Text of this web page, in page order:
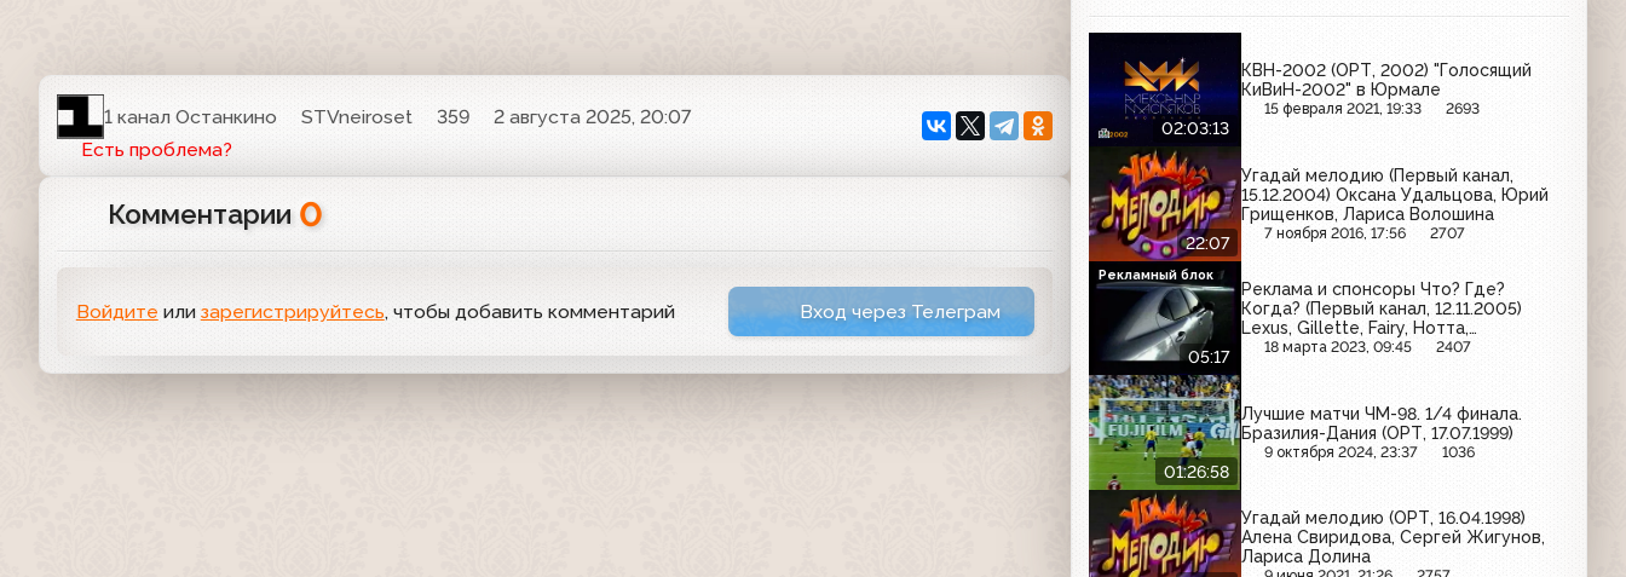
1 канал Останкино STVneiroset 359
2 августа 2025, 20:07
Есть проблема?
Комментарии 0
Войдите или зарегистрируйтесь, чтобы добавить комментарий Вход через Телеграм
02:03:13
КВН-2002 (ОРТ, 2002) "Голосящий
КиВиН-2002" в Юрмале
15 февраля 2021, 19:33 2693
22:07
Угадай мелодию (Первый канал,
15.12.2004) Оксана Удальцова, Юрий
Грищенков, Лариса Волошина
7 ноября 2016, 17:56 2707
05:17
Реклама и спонсоры Что? Где?
Когда? (Первый канал, 12.11.2005)
Lexus, Gillette, Fairy, Нотта,
Амбробене, Nokia, Caprice, Росно
18 марта 2023, 09:45 2407
Рекламный блок
01:26:58
Лучшие матчи ЧМ-98. 1/4 финала.
Бразилия-Дания (ОРТ, 17.07.1999)
9 октября 2024, 23:37 1036
Угадай мелодию (ОРТ, 16.04.1998)
Алена Свиридова, Сергей Жигунов,
Лариса Долина